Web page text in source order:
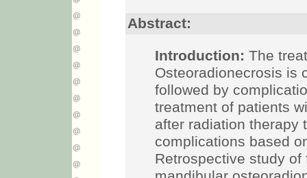
Abstract:
Introduction: The
Osteoradionecrosis is
followed by
treatment of patients
after radiation therapy
complications based
Retrospective study